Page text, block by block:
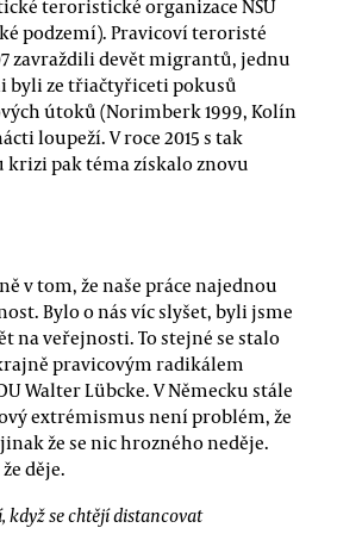
teroristické organizace NSU
podzemí). Pravicoví teroristé
zavraždili devět migrantů, jednu
byli ze třiačtyřiceti pokusů
útoků (Norimberk 1999, Kolín
loupeží. V roce 2015 s tak
pak téma získalo znovu
v tom, že naše práce najednou
Bylo o nás víc slyšet, byli jsme
na veřejnosti. To stejné se stalo
pravicovým radikálem
Walter Lübcke. V Německu stále
extrémismus není problém, že
že se nic hrozného neděje.
děje.
když se chtějí distancovat